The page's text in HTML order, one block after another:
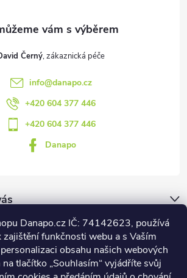
Danapo.cz IČ: 74142623, používá
funkčnosti webu a s Vaším
obsahu našich webových
tlačítko „Souhlasím“ vyjádříte svůj
Černý
info@danapo.cz
+420 604 377 446
+420 604 377 446
Danapo